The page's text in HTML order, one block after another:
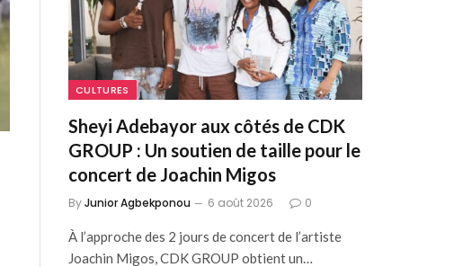
CULTURES
Sheyi Adebayor aux côtés de CDK
GROUP : Un soutien de taille pour le
concert de Joachin Migos
ByJunior Agbekponou 6 août 2026 0
À l’approche des 2 jours de concert de l’artiste
Joachin Migos, CDK GROUP obtient un…